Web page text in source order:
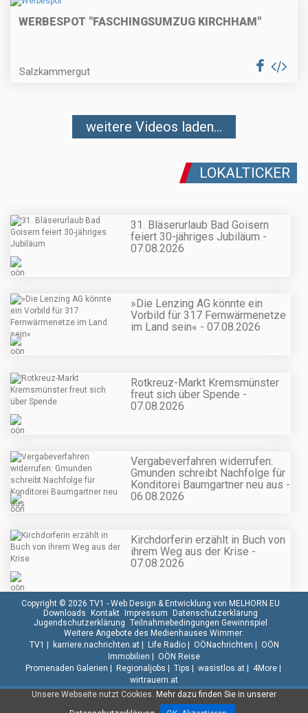
WERBESPOT "FASCHINGSUMZUG KIRCHHAM"
Salzkammergut
weitere Videos laden...
LOKALTICKER
31. Bläserurlaub Bad Goisern
feiert 30-jähriges Jubiläum -
07.08.2026
»Die Lenzing AG könnte ein
Vorbild für 317 Fernwärmenetze
im Land sein« - 07.08.2026
Rotkreuz-Markt Kremsmünster
freut sich über Spende -
07.08.2026
Vergabeverfahren widerrufen:
Gmunden schreibt Nachfolge für
Konditorei Baumgartner neu aus -
06.08.2026
Kirchdorferin erzählt in Buch von
ihrem Weg aus der Krise -
07.08.2026
Unsere Webseite nutzt Cookies. Mehr dazu finden Sie in unserer
Copyright © 2026 TV1 - Web Design & Entwicklung von MELHORN.EU
Downloads
Kontakt Impressum
Datenschutzerklärung
Jugendschutzerklärung Teilnahmebedingungen Gewinnspiel
Weitere Angebote des Medienhauses Wimmer:
TV1
karriere.nachrichten.at| Life Radio| OÖNachrichten
OÖN
Immobilien
OÖN Reise
Promenaden Galerien
Regionaljobs Tips wasistlos.at| 4More|
wirtrauern.at